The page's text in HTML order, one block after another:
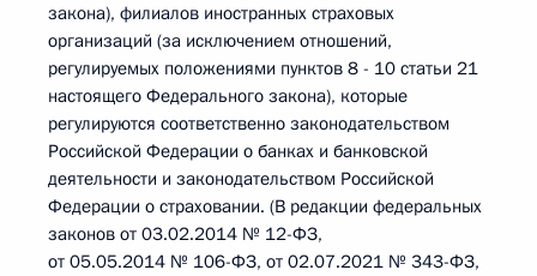
закона), филиалов иностранных страховых
организаций (за исключением отношений,
регулируемых положениями пунктов 8 - 10 статьи 21
настоящего Федерального закона), которые
регулируются соответственно законодательством
Российской Федерации о банках и банковской
деятельности и законодательством Российской
Федерации о страховании. (В редакции федеральных
законов от 03.02.2014 № 12-ФЗ,
от 05.05.2014 № 106-ФЗ, от 02.07.2021 № 343-ФЗ,